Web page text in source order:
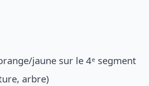
jaune sur le 4ᵉ segment
arbre)